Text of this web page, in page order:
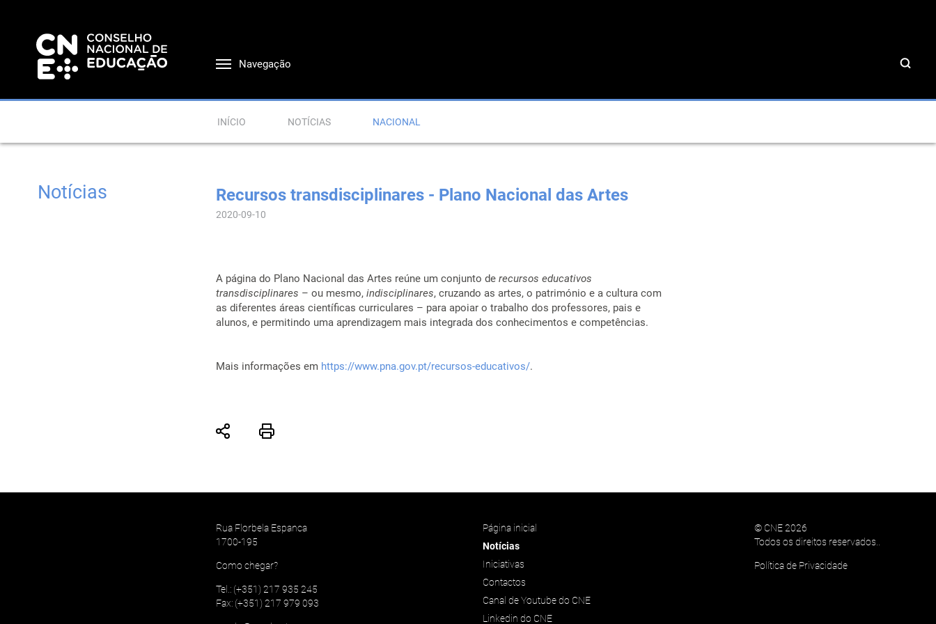
Navegação
INÍCIO NOTÍCIAS NACIONAL
Notícias Recursos transdisciplinares - Plano Nacional das Artes
2020-09-10
A página do Plano Nacional das Artes reúne um conjunto de recursos educativos
transdisciplinares – ou mesmo, indisciplinares, cruzando as artes, o património e a cultura com
as diferentes áreas científicas curriculares – para apoiar o trabalho dos professores, pais e
alunos, e permitindo uma aprendizagem mais integrada dos conhecimentos e competências.
Mais informações em https://www.pna.gov.pt/recursos-educativos/.
Rua Florbela Espanca
1700-195
Como chegar?
Tel.: (+351) 217 935 245
Fax: (+351) 217 979 093
Página inicial
Notícias
Iniciativas
Contactos
Canal de Youtube do CNE
Linkedin do CNE
© CNE 2026
Todos os direitos reservados..
Política de Privacidade